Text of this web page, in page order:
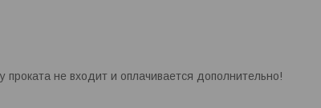
не входит и оплачивается дополнительно!